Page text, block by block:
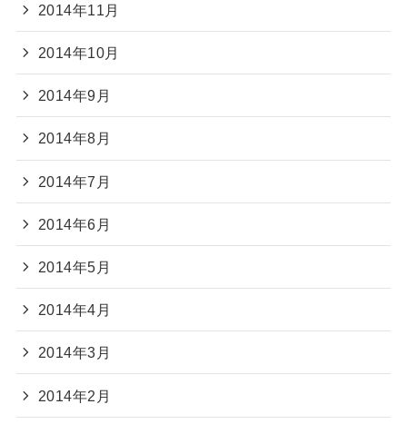
2014年11月
2014年10月
2014年9月
2014年8月
2014年7月
2014年6月
2014年5月
2014年4月
2014年3月
2014年2月